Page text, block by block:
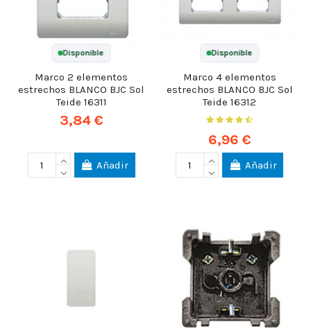
Disponible
Marco 2 elementos
estrechos BLANCO BJC Sol
Teide 16311
3,84 €
Añadir
Disponible
Marco 4 elementos
estrechos BLANCO BJC Sol
Teide 16312
6,96 €
Añadir